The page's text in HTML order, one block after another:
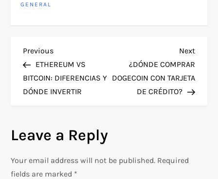
GENERAL
P
o
s
n
a
Previous
Post
Previous
ETHEREUM VS
BITCOIN: DIFERENCIAS Y
DÓNDE INVERTIR
Next
Post
Next
¿DÓNDE COMPRAR
DOGECOIN CON TARJETA
DE CRÉDITO?
Leave a Reply
Your email address will not be published. Required
fields are marked *